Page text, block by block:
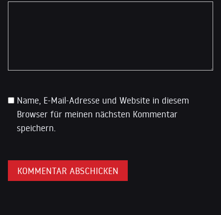
Name, E-Mail-Adresse und Website in diesem
Browser für meinen nächsten Kommentar
speichern.